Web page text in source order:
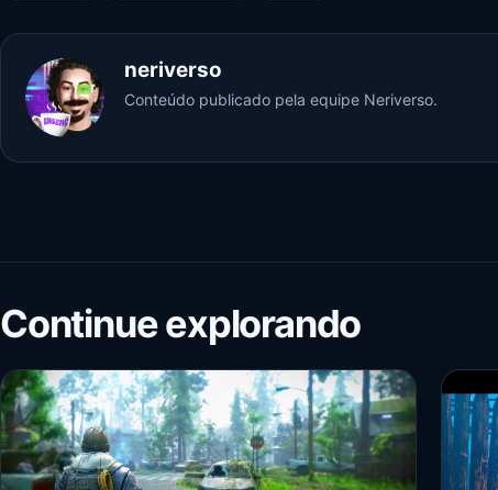
neriverso
Conteúdo publicado pela equipe Neriverso.
Continue explorando